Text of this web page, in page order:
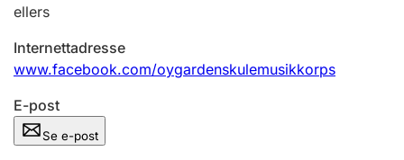
ellers
Internettadresse
www.facebook.com/oygardenskulemusikkorps
E-post
Se e-post